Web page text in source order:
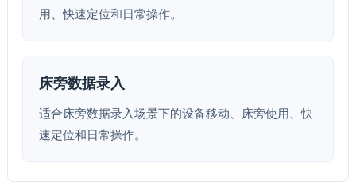
用、快速定位和日常操作。
床旁数据录入
适合床旁数据录入场景下的设备移动、床旁使用、快
速定位和日常操作。